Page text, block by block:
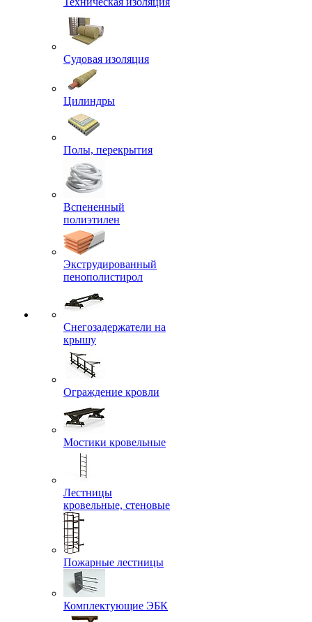
Судовая изоляция
Цилиндры
Полы, перекрытия
Вспененный
полиэтилен
Экструдированный
пенополистирол
Снегозадержатели на
крышу
Ограждение кровли
Мостики кровельные
Лестницы
кровельные, стеновые
Пожарные лестницы
Комплектующие ЭБК